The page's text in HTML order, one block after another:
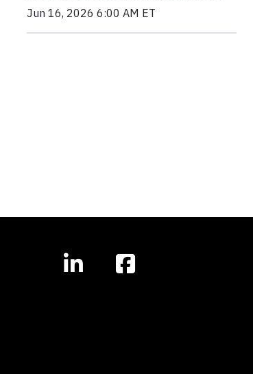
Jun 16, 2026 6:00 AM ET